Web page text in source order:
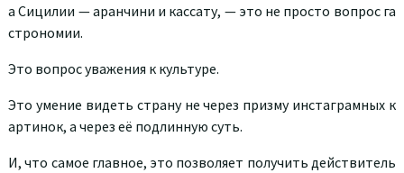
а Сицилии — аранчини и кассату, — это не просто вопрос га
строномии.
Это вопрос уважения к культуре.
Это умение видеть страну не через призму инстаграмных к
артинок, а через её подлинную суть.
И, что самое главное, это позволяет получить действитель